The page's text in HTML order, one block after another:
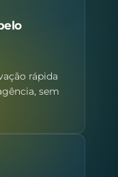
rápida
sem